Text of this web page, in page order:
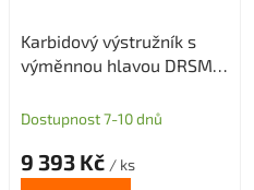
Karbidový výstružník s
výměnnou hlavou DRSMN
díru
Dostupnost 7-10 dnů
9 393 Kč / ks